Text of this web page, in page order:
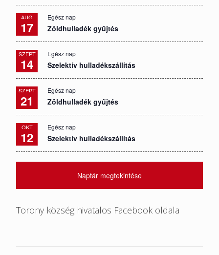
AUG
17
Egész nap
Zöldhulladék gyűjtés
SZEPT
14
Egész nap
Szelektív hulladékszállítás
SZEPT
21
Egész nap
Zöldhulladék gyűjtés
OKT
12
Egész nap
Szelektív hulladékszállítás
Naptár megtekintése
Torony község hivatalos Facebook oldala